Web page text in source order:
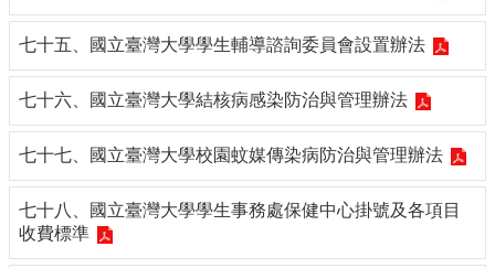
七十五、國立臺灣大學學生輔導諮詢委員會設置辦法
七十六、國立臺灣大學結核病感染防治與管理辦法
七十七、國立臺灣大學校園蚊媒傳染病防治與管理辦法
七十八、國立臺灣大學學生事務處保健中心掛號及各項目
收費標準